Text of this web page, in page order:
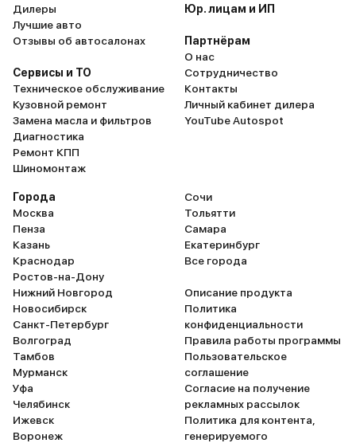
Дилеры
Лучшие авто
Отзывы об автосалонах
Сервисы и ТО
Техническое обслуживание
Кузовной ремонт
Замена масла и фильтров
Диагностика
Ремонт КПП
Шиномонтаж
Юр. лицам и ИП
Партнёрам
О нас
Сотрудничество
Контакты
Личный кабинет дилера
YouTube Autospot
Города
Москва
Пенза
Казань
Краснодар
Ростов-на-Дону
Нижний Новгород
Новосибирск
Санкт-Петербург
Волгоград
Тамбов
Мурманск
Уфа
Челябинск
Ижевск
Воронеж
Сочи
Тольятти
Самара
Екатеринбург
Все города
Описание продукта
Политика
конфиденциальности
Правила работы программы
Пользовательское
соглашение
Согласие на получение
рекламных рассылок
Политика для контента,
генерируемого